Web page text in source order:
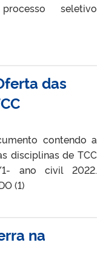
seletivo
das
contendo a
disciplinas de TCC
ano civil 2022.
(1)
na